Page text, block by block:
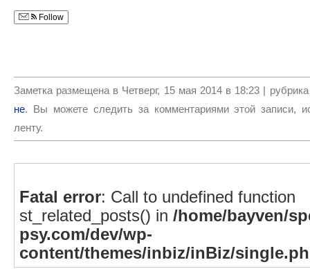
Follow
Заметка размещена в Четверг, 15 мая 2014 в 18:23 |
не. Вы можете следить за комментариями этой записи,
ленту.
Fatal error: Call to undefined function
st_related_posts() in /home/bayven/
psy.com/dev/wp-
content/themes/inbiz/inBiz/